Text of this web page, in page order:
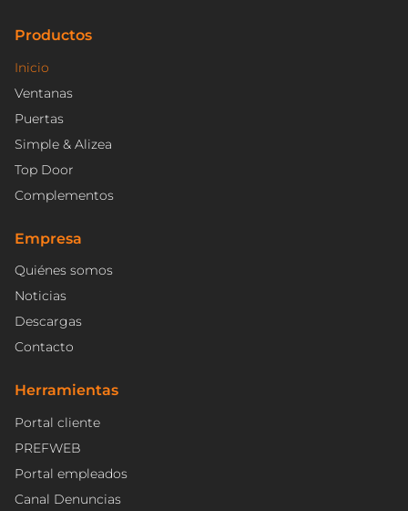
Productos
Inicio
Ventanas
Puertas
Simple & Alizea
Top Door
Complementos
Empresa
Quiénes somos
Noticias
Descargas
Contacto
Herramientas
Portal cliente
PREFWEB
Portal empleados
Canal Denuncias